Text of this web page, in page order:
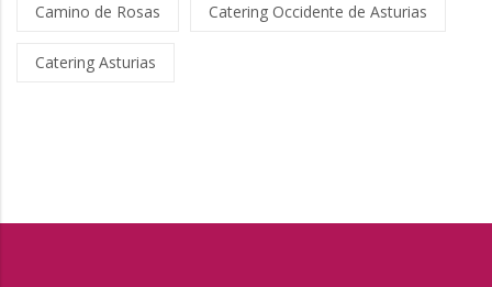
Camino de Rosas Catering Occidente de Asturias
Catering Asturias